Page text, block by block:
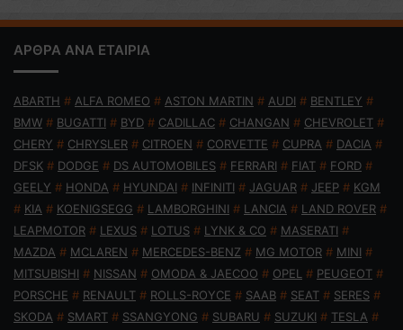
ΑΡΘΡΑ ΑΝΑ ΕΤΑΙΡΙΑ
ABARTH # ALFA ROMEO # ASTON MARTIN # AUDI # BENTLEY #
BMW # BUGATTI # BYD # CADILLAC # CHANGAN # CHEVROLET #
CHERY # CHRYSLER # CITROEN # CORVETTE # CUPRA # DACIA #
DFSK # DODGE # DS AUTOMOBILES # FERRARI # FIAT # FORD #
GEELY # HONDA # HYUNDAI # INFINITI # JAGUAR # JEEP # KGM
# KIA # KOENIGSEGG # LAMBORGHINI # LANCIA # LAND ROVER #
LEAPMOTOR # LEXUS # LOTUS # LYNK & CO # MASERATI #
MAZDA # MCLAREN # MERCEDES-BENZ # MG MOTOR # MINI #
MITSUBISHI # NISSAN # OMODA & JAECOO # OPEL # PEUGEOT #
PORSCHE # RENAULT # ROLLS-ROYCE # SAAB # SEAT # SERES #
SKODA # SMART # SSANGYONG # SUBARU # SUZUKI # TESLA #